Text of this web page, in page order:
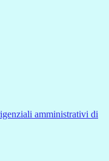
amministrativi di